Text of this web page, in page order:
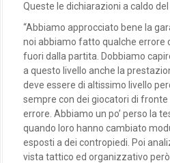
Queste le dichiarazioni a caldo
“Abbiamo approcciato bene la
noi abbiamo fatto qualche errore
fuori dalla partita. Dobbiamo
a questo livello anche la
deve essere di altissimo livello
sempre con dei giocatori di fronte
errore. Abbiamo un po’ perso la
quando loro hanno cambiato
esposti a dei contropiedi. Poi
vista tattico ed organizzativo